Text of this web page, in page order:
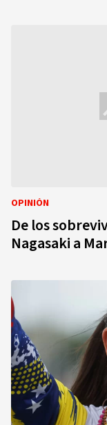
OPINIÓN
De los
Nagasaki a